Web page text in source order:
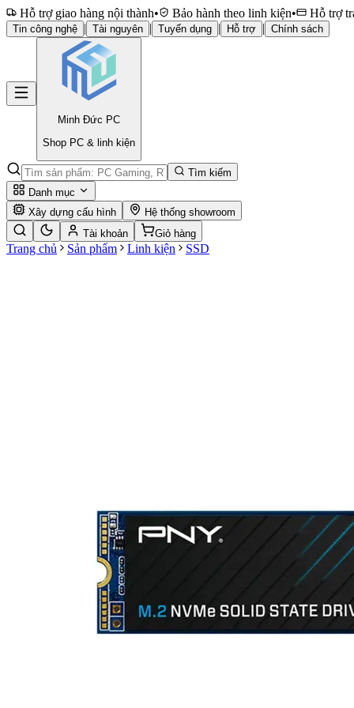
Hỗ trợ giao hàng nội thành• Bảo hành theo linh kiện• Hỗ trợ
Tin công nghệ | Tài nguyên | Tuyển dụng | Hỗ trợ | Chính sách
Minh Đức PC
Shop PC & linh kiện
Tìm kiếm
Danh mục
Xây dựng cấu hình
Hệ thống showroom
Tài khoản
Giỏ hàng
Trang chủ Sản phẩm Linh kiện SSD